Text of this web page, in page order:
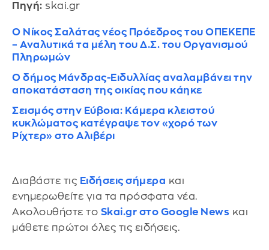
Πηγή: skai.gr
Ο Νίκος Σαλάτας νέος Πρόεδρος του ΟΠΕΚΕΠΕ
– Αναλυτικά τα μέλη του Δ.Σ. του Οργανισμού
Πληρωμών
Ο δήμος Μάνδρας-Ειδυλλίας αναλαμβάνει την
αποκατάσταση της οικίας που κάηκε
Σεισμός στην Εύβοια: Κάμερα κλειστού
κυκλώματος κατέγραψε τον «χορό των
Ρίχτερ» στο Αλιβέρι
Διαβάστε τις Ειδήσεις σήμερα και
ενημερωθείτε για τα πρόσφατα νέα.
Ακολουθήστε το Skai.gr στο Google News και
μάθετε πρώτοι όλες τις ειδήσεις.